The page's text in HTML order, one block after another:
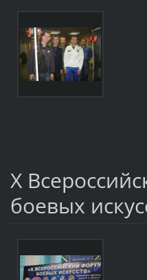
Х
боевых